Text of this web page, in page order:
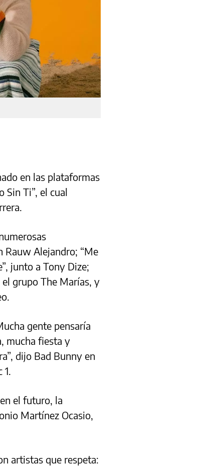
en las plataformas
Sin Ti”, el cual
Rauw Alejandro; “Me
junto a Tony Dize;
el grupo The Marías, y
gente pensaría
mucha fiesta y
dijo Bad Bunny en
el futuro, la
Martínez Ocasio,
artistas que respeta: